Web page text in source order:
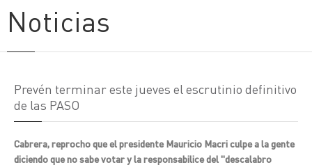
Noticias
Prevén terminar este jueves el escrutinio definitivo
de las PASO
Cabrera, reprocho que el presidente Mauricio Macri culpe a la gente
diciendo que no sabe votar y la responsabilice del "descalabro